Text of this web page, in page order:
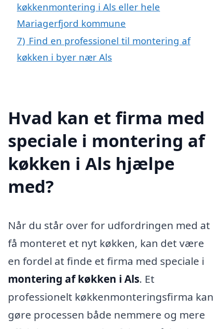
køkkenmontering i Als eller hele
Mariagerfjord kommune
7) Find en professionel til montering af
køkken i byer nær Als
Hvad kan et firma med
speciale i montering af
køkken i Als hjælpe
med?
Når du står over for udfordringen med at
få monteret et nyt køkken, kan det være
en fordel at finde et firma med speciale i
montering af køkken i Als. Et
professionelt køkkenmonteringsfirma kan
gøre processen både nemmere og mere